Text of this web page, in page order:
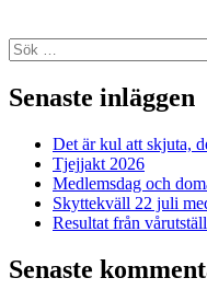
Sök
efter:
Senaste inläggen
Det är kul att skjuta,
Tjejjakt 2026
Medlemsdag och
Skyttekväll 22 juli
Resultat från
Senaste